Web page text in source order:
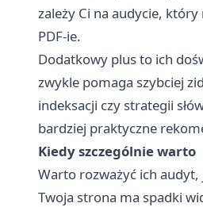
zależy Ci na audycie,
PDF-ie.
Dodatkowy plus to ich
zwykle pomaga szybciej
indeksacji czy strategii
bardziej praktyczne
Kiedy szczególnie warto
Warto rozważyć ich audyt,
Twoja strona ma spadki